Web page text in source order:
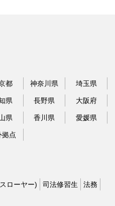
都 神奈川県 埼玉県
県 長野県 大阪府
県 香川県 愛媛県
拠点
ローヤー) 司法修習生
法務